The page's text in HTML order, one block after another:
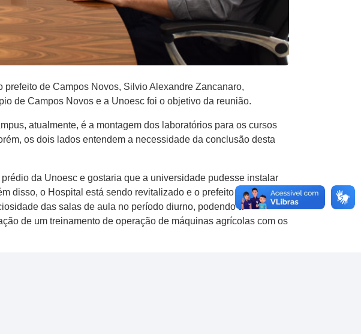
de Campos Novos, Silvio Alexandre Zancanaro,
de Campos Novos e a Unoesc foi o objetivo da reunião.
atualmente, é a montagem dos laboratórios para os cursos
os dois lados entendem a necessidade da conclusão desta
da Unoesc e gostaria que a universidade pudesse instalar
disso, o Hospital está sendo revitalizado e o prefeito gostaria de
das salas de aula no período diurno, podendo a
de um treinamento de operação de máquinas agrícolas com os